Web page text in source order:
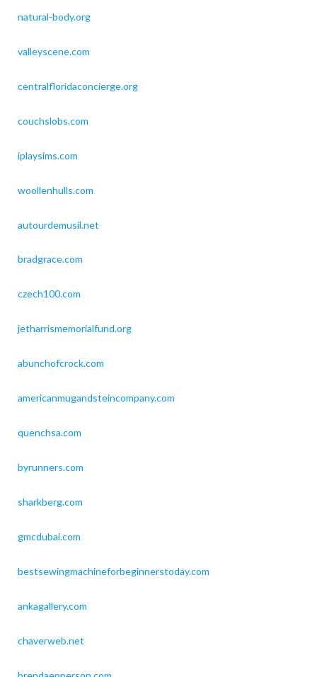
natural-body.org
valleyscene.com
centralfloridaconcierge.org
couchslobs.com
iplaysims.com
woollenhulls.com
autourdemusil.net
bradgrace.com
czech100.com
jetharrismemorialfund.org
abunchofcrock.com
americanmugandsteincompany.com
quenchsa.com
byrunners.com
sharkberg.com
gmcdubai.com
bestsewingmachineforbeginnerstoday.com
ankagallery.com
chaverweb.net